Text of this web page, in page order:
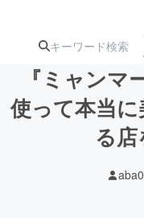
注目のリ
注
ジェ
『ミャンマ
使って本当
る店